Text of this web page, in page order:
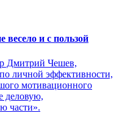
весело и с пользой
Дмитрий Чешев,
личной эффективности,
мотивационного
деловую,
части».